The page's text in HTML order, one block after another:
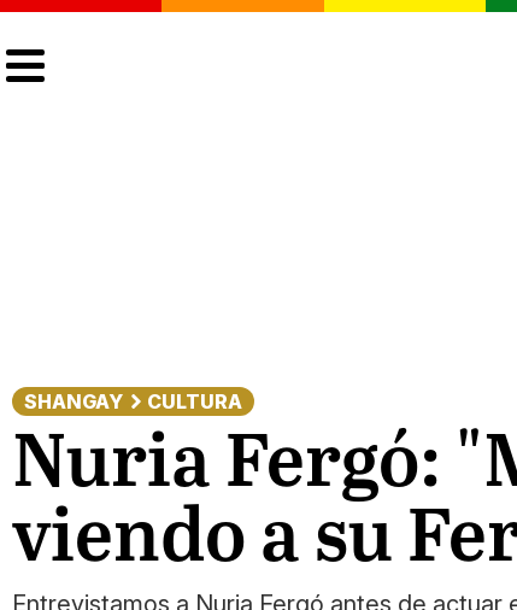
SHANGAY CULTURA
Nuria Fergó:
viendo a su
Entrevistamos a Nuria Fergó antes de